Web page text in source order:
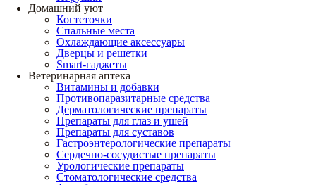
Домашний уют
Когтеточки
Спальные места
Охлаждающие аксессуары
Дверцы и решетки
Smart-гаджеты
Ветеринарная аптека
Витамины и добавки
Противопаразитарные средства
Дерматологические препараты
Препараты для глаз и ушей
Препараты для суставов
Гастроэнтерологические препараты
Сердечно-сосудистые препараты
Урологические препараты
Стоматологические средства